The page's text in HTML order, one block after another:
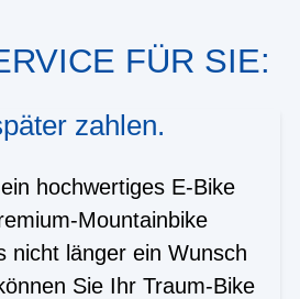
FÜR SIE:
zahlen.
hochwertiges E-Bike
Mountainbike
nicht länger ein Wunsch
Sie Ihr Traum-Bike